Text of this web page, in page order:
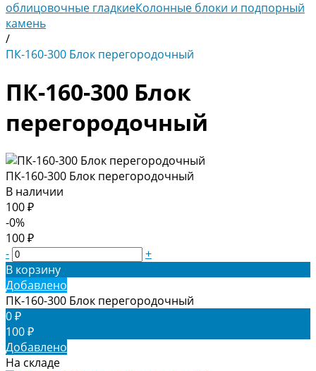
облицовочные гладкиеКолонные блоки и подпорный
камень
/
ПК-160-300 Блок перегородочный
ПК-160-300 Блок
перегородочный
ПК-160-300 Блок перегородочный
В наличии
100 ₽
-0%
100 ₽
-
+
В корзину
Добавлено
ПК-160-300 Блок перегородочный
0 ₽
100 ₽
Добавлено
На складе